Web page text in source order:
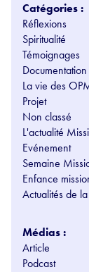
Catégories :
Réflexions
Spiritualité
Témoignages
Documentation
La vie des
Projet
Non classé
L'actualité
Evénement
Semaine
Enfance
Actualités de
Médias :
Article
Podcast